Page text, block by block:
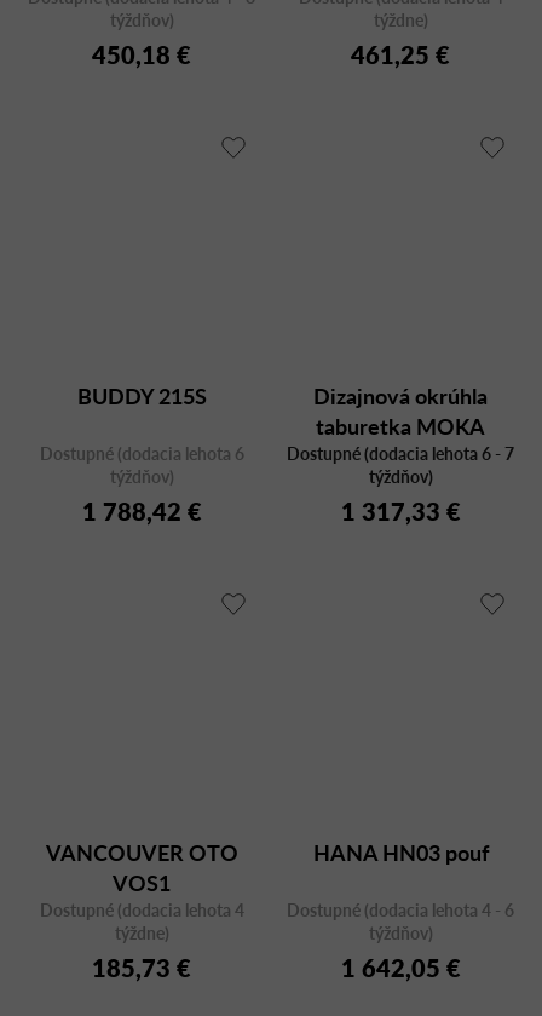
týždňov)
450,18 €
týždne)
461,25 €
BUDDY 215S
Dostupné (dodacia lehota 6
týždňov)
1 788,42 €
Dizajnová okrúhla
taburetka MOKA
Dostupné (dodacia lehota 6 - 7
týždňov)
1 317,33 €
VANCOUVER OTO
VOS1
Dostupné (dodacia lehota 4
týždne)
185,73 €
HANA HN03 pouf
Dostupné (dodacia lehota 4 - 6
týždňov)
1 642,05 €